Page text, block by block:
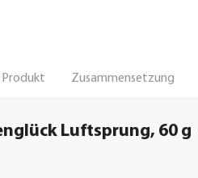
Produkt Zusammensetzung
Luftsprung, 60 g